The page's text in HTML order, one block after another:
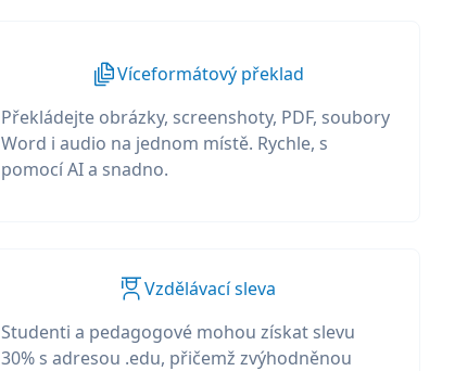
Víceformátový překlad
Překládejte obrázky, screenshoty, PDF, soubory
Word i audio na jednom místě. Rychle, s
pomocí AI a snadno.
Vzdělávací sleva
Studenti a pedagogové mohou získat slevu
30% s adresou .edu, přičemž zvýhodněnou